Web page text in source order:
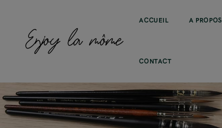
ACCUEIL A PROPOS
CONTACT